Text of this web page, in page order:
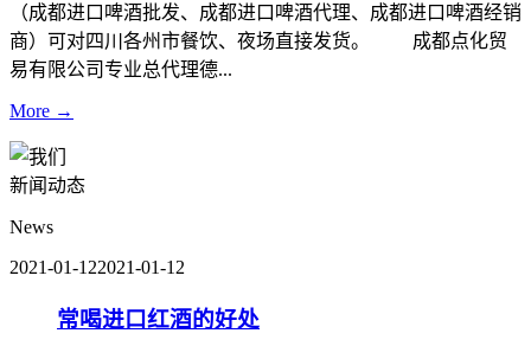
（成都进口啤酒批发、成都进口啤酒代理、成都进口啤酒经销
商）可对四川各州市餐饮、夜场直接发货。 成都点化贸
易有限公司专业总代理德...
More →
新闻动态
News
2021-01-122021-01-12
常喝进口红酒的好处